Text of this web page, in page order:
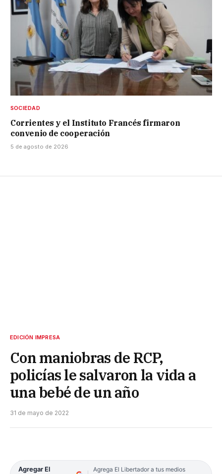
SOCIEDAD
Corrientes y el Instituto Francés firmaron
convenio de cooperación
5 de agosto de 2026
EDICIÓN IMPRESA
Con maniobras de RCP,
policías le salvaron la vida a
una bebé de un año
31 de mayo de 2022
Agregar El
Agrega El Libertador a tus medios